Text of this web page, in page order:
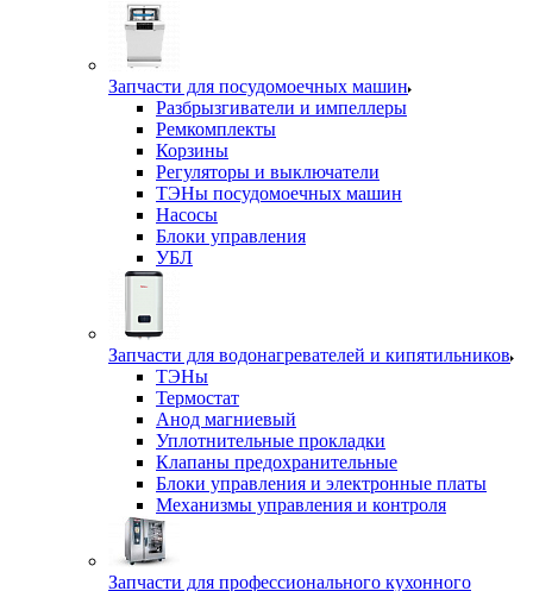
Запчасти для посудомоечных машин
Разбрызгиватели и импеллеры
Ремкомплекты
Корзины
Регуляторы и выключатели
ТЭНы посудомоечных машин
Насосы
Блоки управления
УБЛ
Запчасти для водонагревателей и кипятильников
ТЭНы
Термостат
Анод магниевый
Уплотнительные прокладки
Клапаны предохранительные
Блоки управления и электронные платы
Механизмы управления и контроля
Запчасти для профессионального кухонного